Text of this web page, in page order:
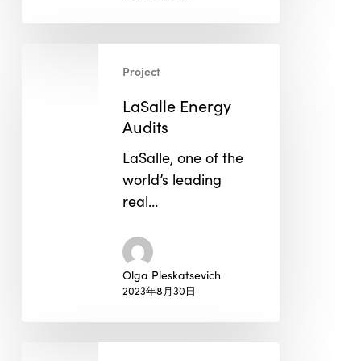
Project
LaSalle Energy
Audits
LaSalle, one of the
world’s leading
real…
Olga Pleskatsevich
2023年8月30日